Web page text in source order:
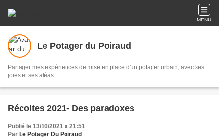
MENU
Le Potager du Poiraud
Partager mes expériences de mise en place d'un potager urbain, avec ses
joies et ses aléas
Récoltes 2021- Des paradoxes
Publié le 13/10/2021 à 21:51
Par Le Potager Du Poiraud